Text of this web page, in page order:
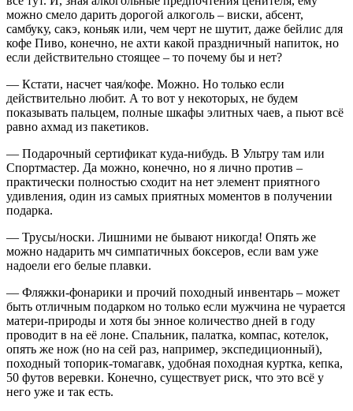
можно смело дарить дорогой алкоголь – виски, абсент,
самбуку, сакэ, коньяк или, чем черт не шутит, даже бейлис для
кофе Пиво, конечно, не ахти какой праздничный напиток, но
если действительно стоящее – то почему бы и нет?
— Кстати, насчет чая/кофе. Можно. Но только если
действительно любит. А то вот у некоторых, не будем
показывать пальцем, полные шкафы элитных чаев, а пьют всё
равно ахмад из пакетиков.
— Подарочный сертификат куда-нибудь. В Ультру там или
Спортмастер. Да можно, конечно, но я лично против –
практически полностью сходит на нет элемент приятного
удивления, один из самых приятных моментов в получении
подарка.
— Трусы/носки. Лишними не бывают никогда! Опять же
можно надарить мч симпатичных боксеров, если вам уже
надоели его белые плавки.
— Фляжки-фонарики и прочий походный инвентарь – может
быть отличным подарком но только если мужчина не чурается
матери-природы и хотя бы энное количество дней в году
проводит в на её лоне. Спальник, палатка, компас, котелок,
опять же нож (но на сей раз, например, экспедиционный),
походный топорик-томагавк, удобная походная куртка, кепка,
50 футов веревки. Конечно, существует риск, что это всё у
него уже и так есть.